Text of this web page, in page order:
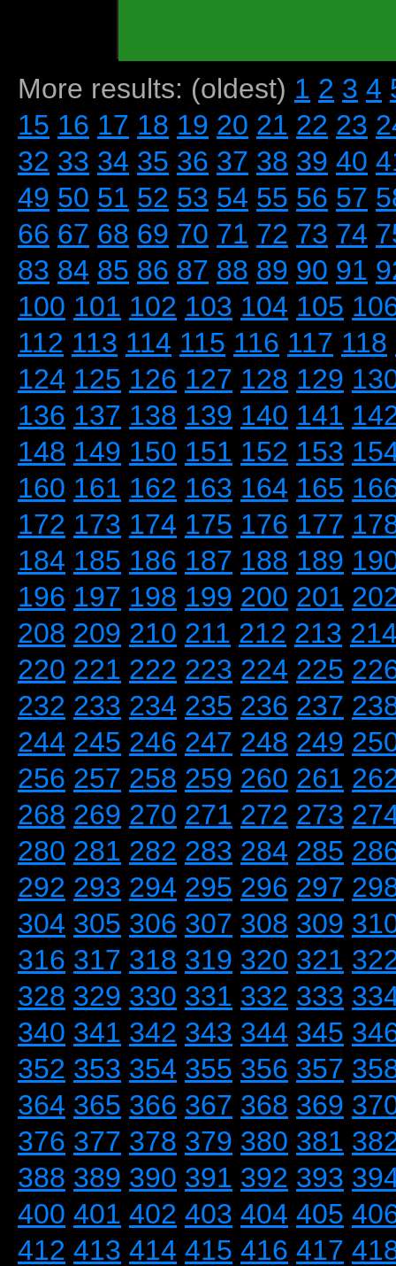
More results: (oldest) 1 2 3 4
15 16 17 18 19 20 21 22 23
32 33 34 35 36 37 38 39 40
49 50 51 52 53 54 55 56 57
66 67 68 69 70 71 72 73 74
83 84 85 86 87 88 89 90 91
100 101 102 103 104 105
112 113 114 115 116 117 118
124 125 126 127 128 129
136 137 138 139 140 141
148 149 150 151 152 153
160 161 162 163 164 165
172 173 174 175 176 177
184 185 186 187 188 189
196 197 198 199 200 201
208 209 210 211 212 213
220 221 222 223 224 225
232 233 234 235 236 237
244 245 246 247 248 249
256 257 258 259 260 261
268 269 270 271 272 273
280 281 282 283 284 285
292 293 294 295 296 297
304 305 306 307 308 309
316 317 318 319 320 321
328 329 330 331 332 333
340 341 342 343 344 345
352 353 354 355 356 357
364 365 366 367 368 369
376 377 378 379 380 381
388 389 390 391 392 393
400 401 402 403 404 405
412 413 414 415 416 417